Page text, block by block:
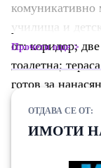
комуникативно
училища и
от: коридор;
тоалетна;
готов за
Агенцията
Прочети още
ОТДАВА СЕ ОТ:
ИМОТИ